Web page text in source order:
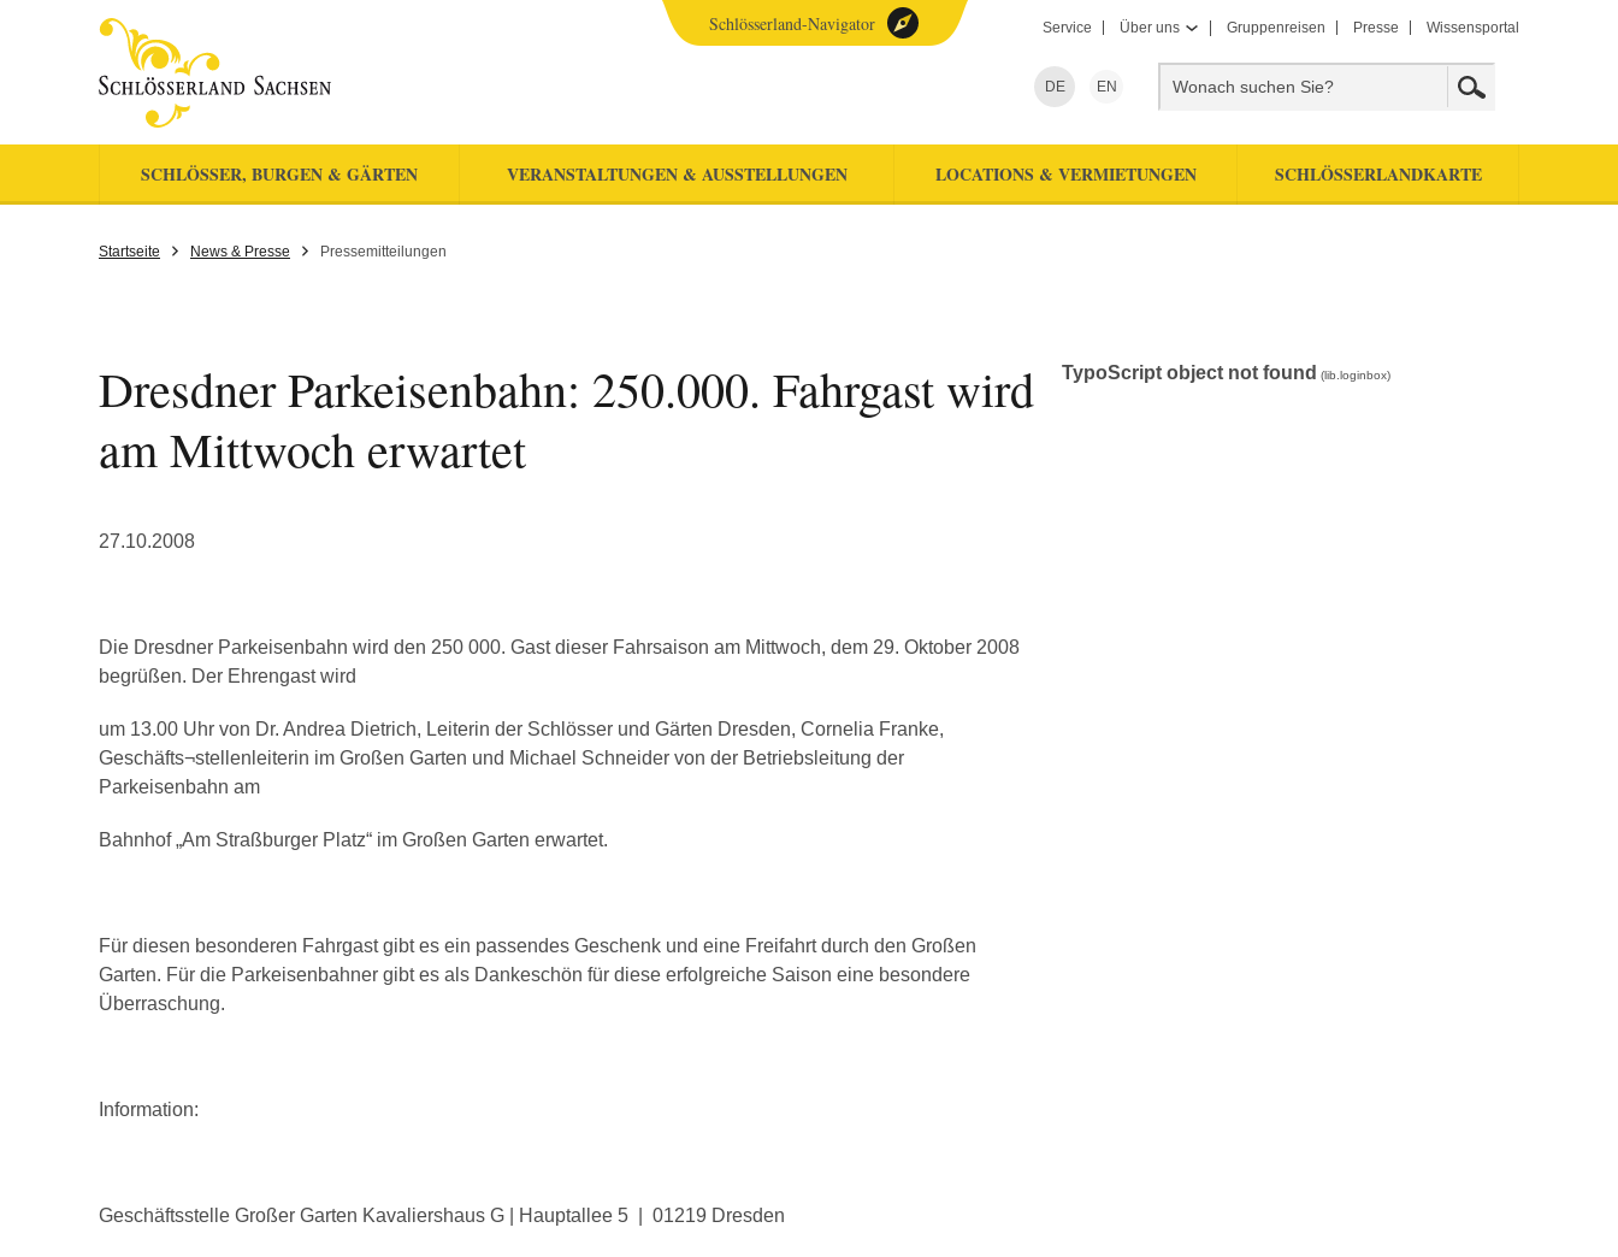
Service Über uns Gruppenreisen Presse Wissensportal
DE EN
SCHLÖSSER, BURGEN & GÄRTEN VERANSTALTUNGEN & AUSSTELLUNGEN LOCATIONS & VERMIETUNGEN SCHLÖSSERLANDKARTE
Schlösserland-Navigator
Startseite News & Presse Pressemitteilungen
Dresdner Parkeisenbahn: 250.000. Fahrgast wird
am Mittwoch erwartet
27.10.2008
Die Dresdner Parkeisenbahn wird den 250 000. Gast dieser Fahrsaison am Mittwoch, dem 29. Oktober 2008
begrüßen. Der Ehrengast wird
um 13.00 Uhr von Dr. Andrea Dietrich, Leiterin der Schlösser und Gärten Dresden, Cornelia Franke,
Geschäfts¬stellenleiterin im Großen Garten und Michael Schneider von der Betriebsleitung der
Parkeisenbahn am
Bahnhof „Am Straßburger Platz“ im Großen Garten erwartet.
Für diesen besonderen Fahrgast gibt es ein passendes Geschenk und eine Freifahrt durch den Großen
Garten. Für die Parkeisenbahner gibt es als Dankeschön für diese erfolgreiche Saison eine besondere
Überraschung.
Information:
Geschäftsstelle Großer Garten Kavaliershaus G | Hauptallee 5 | 01219 Dresden
TypoScript object not found (lib.loginbox)